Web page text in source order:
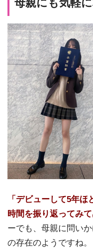
母親にも気軽
「デビューして5年
時間を振り返ってみ
ーでも、母親に問い
の存在のようですね。